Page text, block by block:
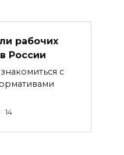
рабочих
России
с
14